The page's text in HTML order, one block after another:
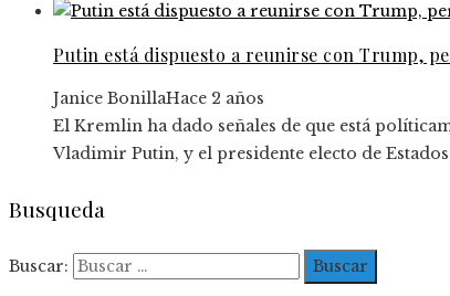
Putin está dispuesto a reunirse con Trump,
Janice BonillaHace 2 años
El Kremlin ha dado señales de que está
Vladimir Putin, y el presidente electo de
Busqueda
Buscar: